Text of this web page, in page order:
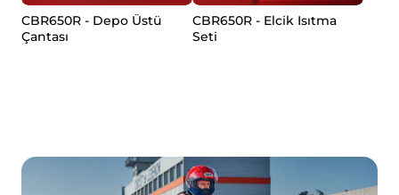
CBR650R - Depo Üstü
Çantası
CBR650R - Elcik Isıtma
Seti